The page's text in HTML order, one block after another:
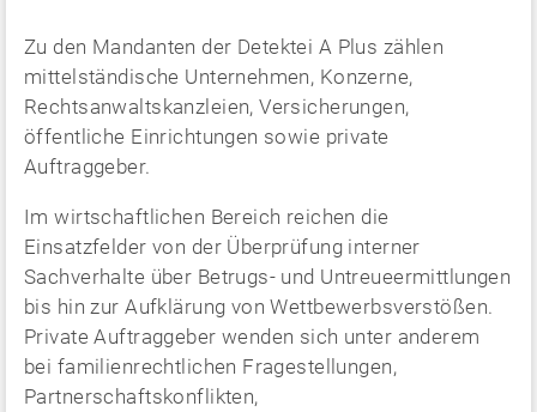
Zu den Mandanten der Detektei A Plus zählen
mittelständische Unternehmen, Konzerne,
Rechtsanwaltskanzleien, Versicherungen,
öffentliche Einrichtungen sowie private
Auftraggeber.
Im wirtschaftlichen Bereich reichen die
Einsatzfelder von der Überprüfung interner
Sachverhalte über Betrugs- und Untreueermittlungen
bis hin zur Aufklärung von Wettbewerbsverstößen.
Private Auftraggeber wenden sich unter anderem
bei familienrechtlichen Fragestellungen,
Partnerschaftskonflikten,